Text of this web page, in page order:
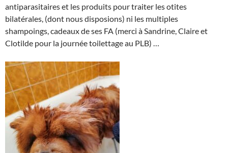
antiparasitaires et les produits pour traiter les otites
bilatérales, (dont nous disposions) ni les multiples
shampoings, cadeaux de ses FA (merci à Sandrine, Claire et
Clotilde pour la journée toilettage au PLB) …